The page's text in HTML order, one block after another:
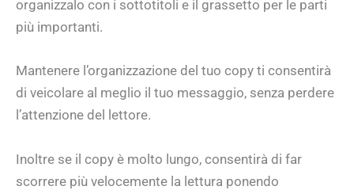
organizzalo con i sottotitoli e il grassetto per le parti
più importanti.
Mantenere l’organizzazione del tuo copy ti consentirà
di veicolare al meglio il tuo messaggio, senza perdere
l’attenzione del lettore.
Inoltre se il copy è molto lungo, consentirà di far
scorrere più velocemente la lettura ponendo